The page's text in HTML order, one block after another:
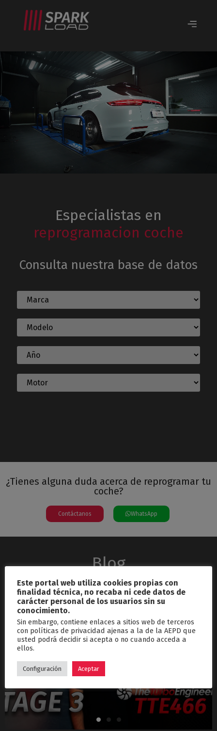
Especialistas en
reprogramacion coche
Consulta nuestra base de datos
¿Tienes alguna duda acerca de reprogramar tu
coche?
Contáctanos WhatsApp
Blog
septiembre 26, 2024
Hyundai i30N Stage 3 – Turbo TTE466
Este portal web utiliza cookies propias con
finalidad técnica, no recaba ni cede datos de
carácter personal de los usuarios sin su
conocimiento.
Sin embargo, contiene enlaces a sitios web de terceros
con políticas de privacidad ajenas a la de la AEPD que
usted podrá decidir si acepta o no cuando acceda a
ellos.
Configuración Aceptar